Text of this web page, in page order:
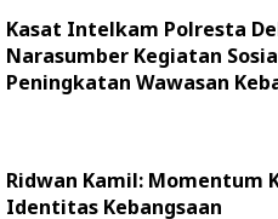
Kasat Intelkam Polresta
Narasumber Kegiatan
Peningkatan Wawasan
Ridwan Kamil: Momentum
Identitas Kebangsaan